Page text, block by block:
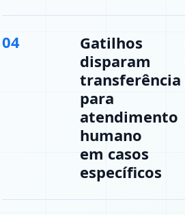
04
Gatilhos
disparam
transferência
para
atendimento
humano
em casos
específicos